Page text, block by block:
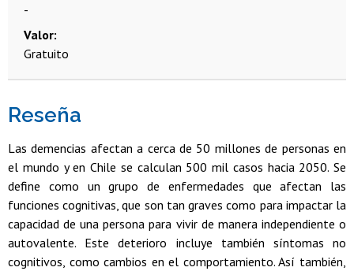
-
Valor
Gratuito
Reseña
Las demencias afectan a cerca de 50 millones de personas en
el mundo y en Chile se calculan 500 mil casos hacia 2050. Se
define como un grupo de enfermedades que afectan las
funciones cognitivas, que son tan graves como para impactar la
capacidad de una persona para vivir de manera independiente o
autovalente. Este deterioro incluye también síntomas no
cognitivos, como cambios en el comportamiento. Así también,